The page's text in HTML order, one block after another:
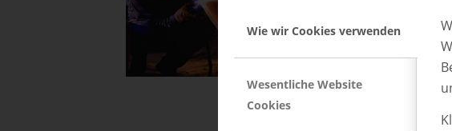
Wie wir Cookies verwenden
Wesentliche Website
Cookies